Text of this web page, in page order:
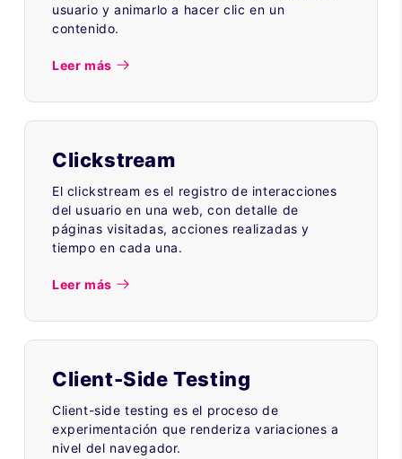
usuario y animarlo a hacer clic en un
contenido.
Leer más
Clickstream
El clickstream es el registro de interacciones
del usuario en una web, con detalle de
páginas visitadas, acciones realizadas y
tiempo en cada una.
Leer más
Client-Side Testing
Client-side testing es el proceso de
experimentación que renderiza variaciones a
nivel del navegador.